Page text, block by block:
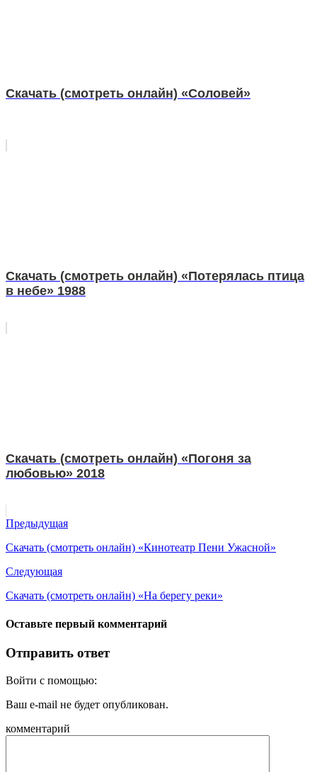
Скачать (смотреть онлайн) «Соловей»
Скачать (смотреть онлайн) «Потерялась птица
в небе» 1988
Скачать (смотреть онлайн) «Погоня за
любовью» 2018
Предыдущая
Скачать (смотреть онлайн) «Кинотеатр Пени Ужасной»
Следующая
Скачать (смотреть онлайн) «На берегу реки»
Оставьте первый комментарий
Отправить ответ
Войти с помощью:
Ваш e-mail не будет опубликован.
комментарий